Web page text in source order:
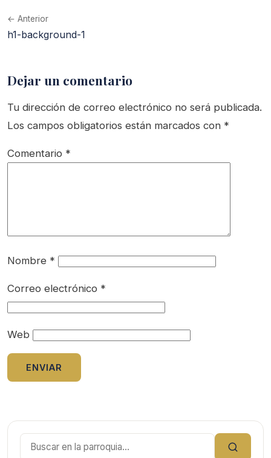
← Anterior
h1-background-1
Dejar un comentario
Tu dirección de correo electrónico no será publicada.
Los campos obligatorios están marcados con *
Comentario *
Nombre *
Correo electrónico *
Web
Buscar: